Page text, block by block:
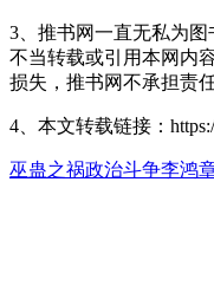
3、推书网一直无私为
不当转载或引用本网内
损失，推书网不承担责任
4、本文转载链接：
巫蛊之祸政治斗争李鸿